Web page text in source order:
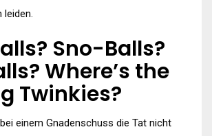
leiden.
Sno-Balls?
Where’s the
Twinkies?
einem Gnadenschuss die Tat nicht